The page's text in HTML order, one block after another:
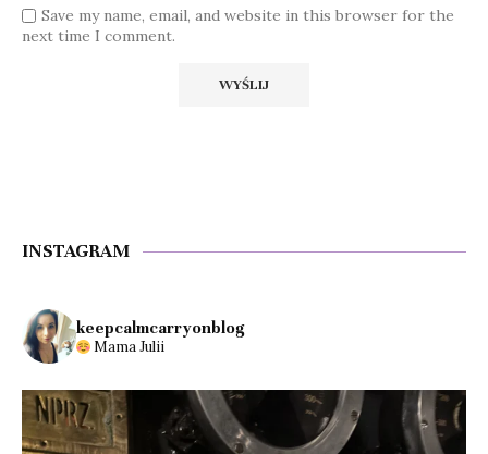
Save my name, email, and website in this browser for the
next time I comment.
INSTAGRAM
keepcalmcarryonblog
Mama Julii